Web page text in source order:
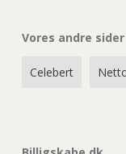
Vores andre sider
Celebert